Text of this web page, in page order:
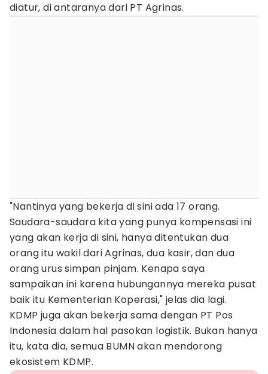
diatur, di antaranya dari PT Agrinas.
"Nantinya yang bekerja di sini ada 17 orang.
Saudara-saudara kita yang punya kompensasi ini
yang akan kerja di sini, hanya ditentukan dua
orang itu wakil dari Agrinas, dua kasir, dan dua
orang urus simpan pinjam. Kenapa saya
sampaikan ini karena hubungannya mereka pusat
baik itu Kementerian Koperasi," jelas dia lagi.
KDMP juga akan bekerja sama dengan PT Pos
Indonesia dalam hal pasokan logistik. Bukan hanya
itu, kata dia, semua BUMN akan mendorong
ekosistem KDMP.